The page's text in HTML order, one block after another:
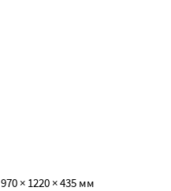
970 × 1220 × 435 мм